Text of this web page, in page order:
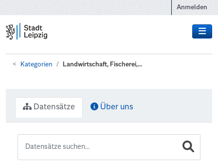
Anmelden
Kategorien Landwirtschaft, Fischerei,...
Datensätze Über uns